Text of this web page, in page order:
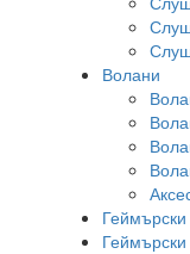
Волани